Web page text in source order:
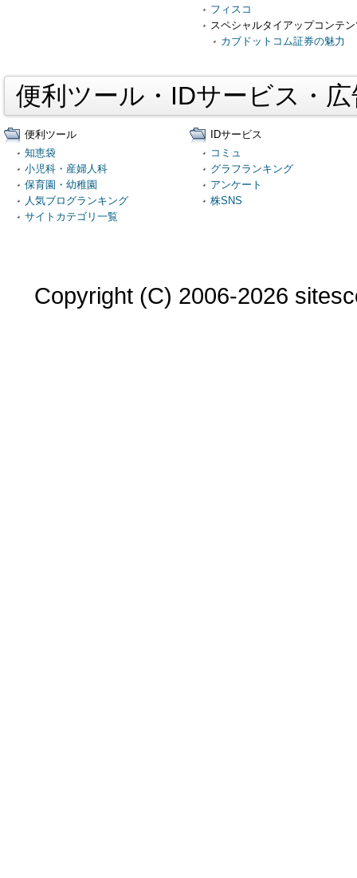
フィスコ
スペシャルタイアップコンテ
カブドットコム証券の魅力
便利ツール・IDサービス・
便利ツール
知恵袋
小児科・産婦人科
保育園・幼稚園
人気ブログランキング
サイトカテゴリ一覧
IDサービス
コミュ
グラフランキング
アンケート
株SNS
Copyright (C) 2006-2026